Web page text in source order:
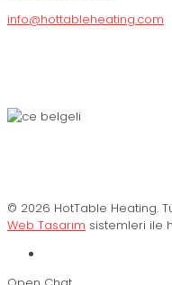
info@hottableheating.com
© 2026 HotTable Heating.
Web Tasarım sistemleri ile